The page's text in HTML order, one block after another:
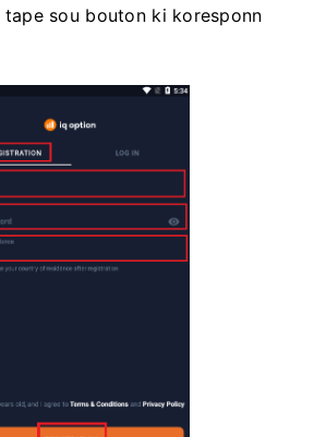
sou bouton ki koresponn